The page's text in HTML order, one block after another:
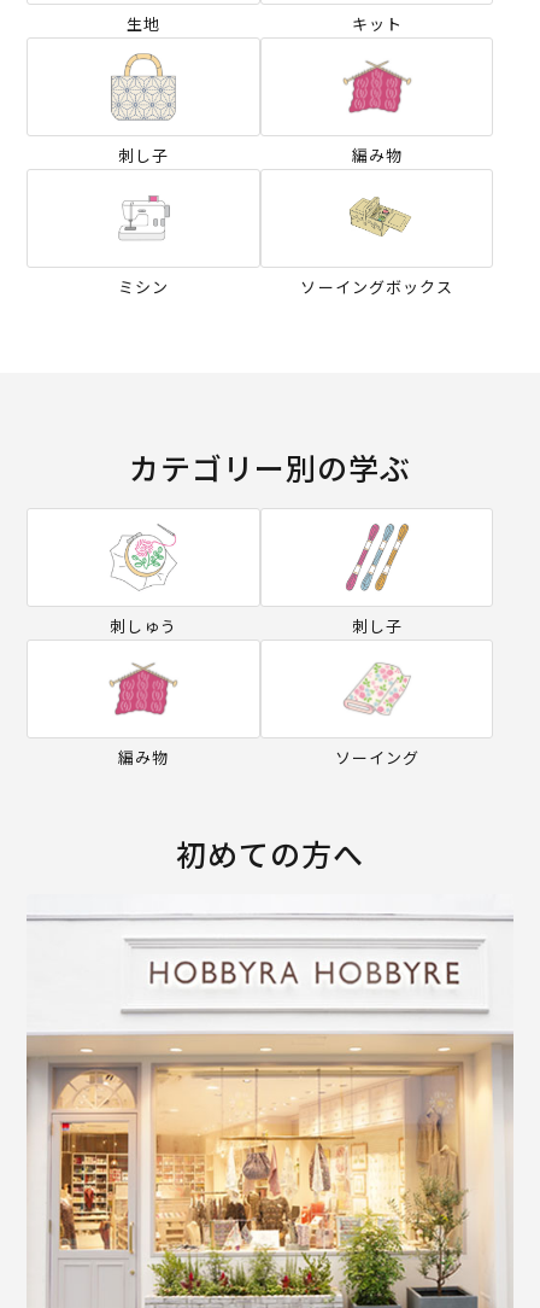
生地 キット
刺し子 編み物
ミシン ソーイングボックス
カテゴリー別の学ぶ
刺しゅう 刺し子
編み物 ソーイング
初めての方へ